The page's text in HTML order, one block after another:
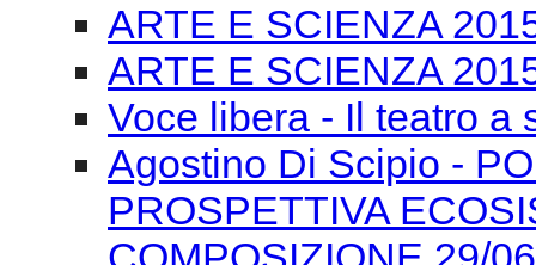
COMPOSIZIONE 29/06
Chailly e la scultura
FRANCO ABBIATI
Trasmissione dedicata
INAUGURAZIONE